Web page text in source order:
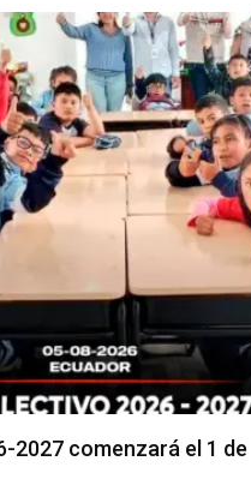
de agua potable